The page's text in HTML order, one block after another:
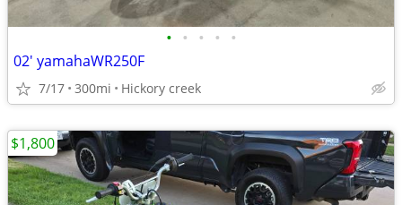
• • • • •
02' yamahaWR250F
7/17 300mi Hickory creek
$1,800